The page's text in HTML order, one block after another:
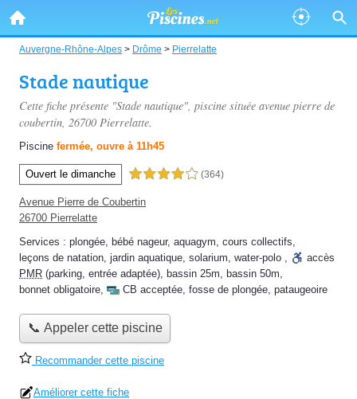
Auvergne-Rhône-Alpes > Drôme > Pierrelatte
Stade nautique
Cette fiche présente "Stade nautique", piscine située avenue pierre de
coubertin, 26700 Pierrelatte.
Piscine fermée, ouvre à 11h45
Ouvert le dimanche 4,0 étoiles sur 5 (364)
Avenue Pierre de Coubertin
26700 Pierrelatte
Services : plongée, bébé nageur, aquagym, cours collectifs,
leçons de natation, jardin aquatique, solarium, water-polo ,
accès
PMR (parking, entrée adaptée), bassin 25m, bassin 50m,
bonnet obligatoire, CB acceptée, fosse de plongée, pataugeoire
📞 Appeler cette piscine
Recommander cette piscine
Améliorer cette fiche